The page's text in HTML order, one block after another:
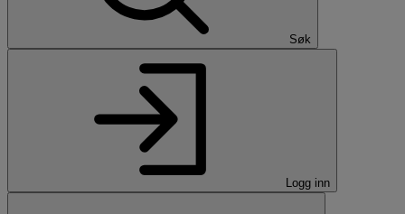
Søk
Logg inn